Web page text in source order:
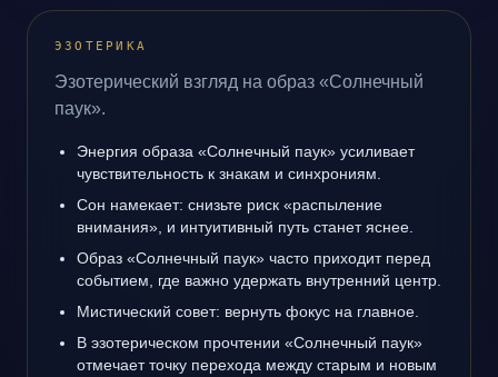
ЭЗОТЕРИКА
Эзотерический взгляд на образ «Солнечный
паук».
Энергия образа «Солнечный паук» усиливает
чувствительность к знакам и синхрониям.
Сон намекает: снизьте риск «распыление
внимания», и интуитивный путь станет яснее.
Образ «Солнечный паук» часто приходит перед
событием, где важно удержать внутренний центр.
Мистический совет: вернуть фокус на главное.
В эзотерическом прочтении «Солнечный паук»
отмечает точку перехода между старым и новым